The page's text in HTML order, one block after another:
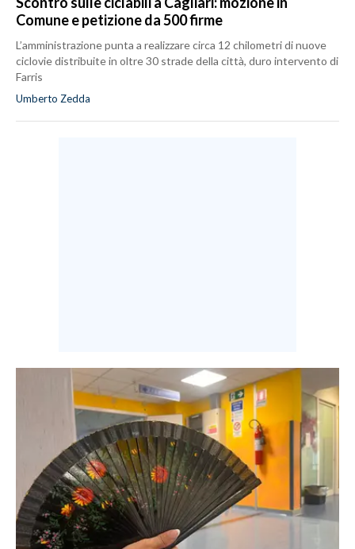
Comune e petizione da 500 firme
L’amministrazione punta a realizzare circa 12 chilometri di nuove
ciclovie distribuite in oltre 30 strade della città, duro intervento di
Farris
Umberto Zedda